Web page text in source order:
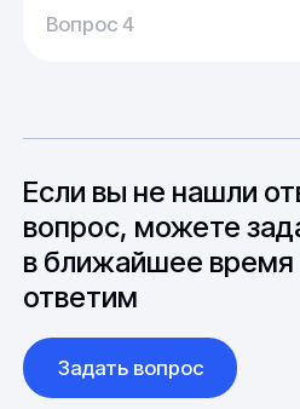
20-25 дней, но в
может быть сокращен
до 6 месяцев
У нас большой опыт
Азии. Через наших
вопросы связанные с
международной
Вопрос 4
Если вы не нашли
вопрос, можете
в ближайшее время
ответим
Задать вопрос